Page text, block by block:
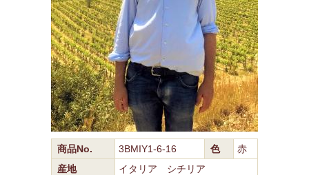
商品No. 3BMIY1-6-16 色
赤
産地
イタリア シチリア